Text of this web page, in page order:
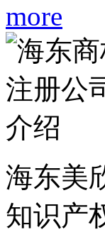
more
海东美
知识产